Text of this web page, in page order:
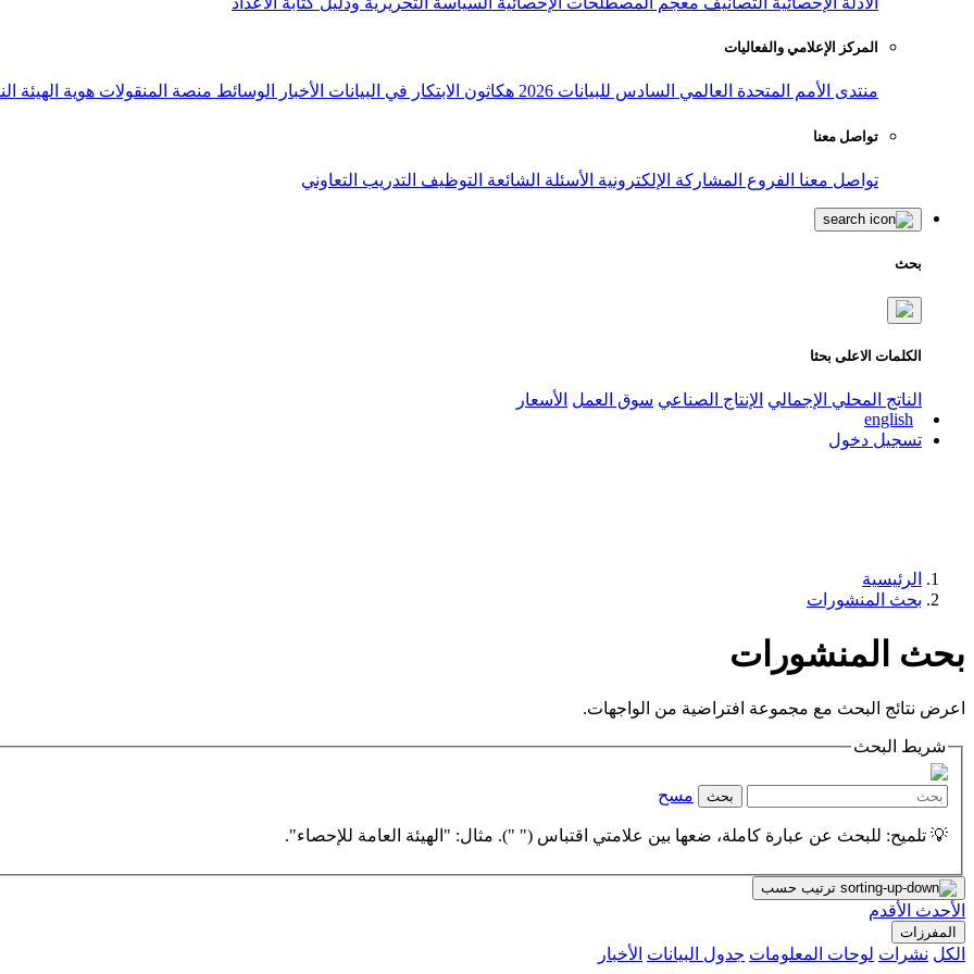
المركز الإعلامي والفعاليات
منتدى الأمم المتحدة العالمي السادس للبيانات 2026 هكاثون الابتكار في البيانات الأخبار الوسائط منصة المنقولات هوية الهيئة
تواصل معنا
تواصل معنا الفروع المشاركة الإلكترونية الأسئلة الشائعة التوظيف التدريب التعاوني
بحث
الكلمات الاعلى بحثا
الناتج المحلي الإجمالي الإنتاج الصناعي سوق العمل الأسعار
english
تسجيل دخول
الرئيسية
بحث المنشورات
بحث المنشورات
اعرض نتائج البحث مع مجموعة افتراضية من الواجهات.
شريط البحث
بحث مسح
💡 تلميح: للبحث عن عبارة كاملة، ضعها بين علامتي اقتباس (" "). مثال: "الهيئة العامة للإحصاء".
ترتيب حسب
الأحدث الأقدم
المفرزات
الكل نشرات لوحات المعلومات جدول البيانات الأخبار